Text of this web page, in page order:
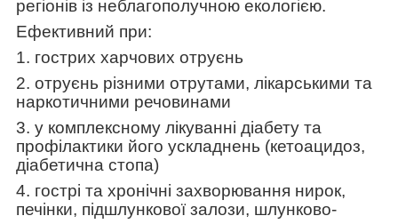
регіонів із неблагополучною екологією.
Ефективний при:
1. гострих харчових отруєнь
2. отруєнь різними отрутами, лікарськими та
наркотичними речовинами
3. у комплексному лікуванні діабету та
профілактики його ускладнень (кетоацидоз,
діабетична стопа)
4. гострі та хронічні захворювання нирок,
печінки, підшлункової залози, шлунково-